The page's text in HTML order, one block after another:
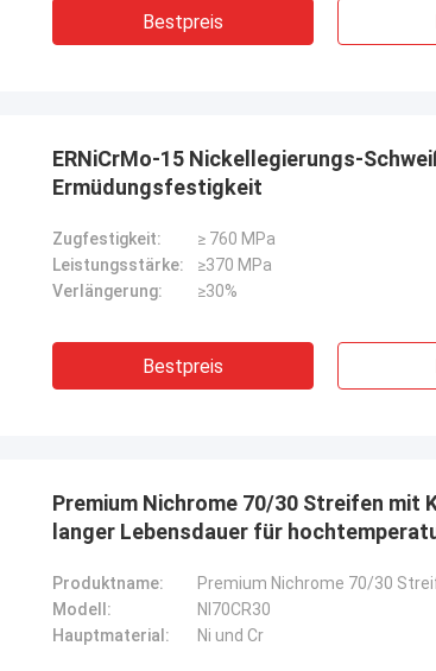
Bestpreis
ERNiCrMo-15 Nickellegierungs-
Ermüdungsfestigkeit
Zugfestigkeit:
≥ 760 MPa
Leistungsstärke:
≥370 MPa
Verlängerung:
≥30%
Bestpreis
Premium Nichrome 70/30 Streifen mit
langer Lebensdauer für
Produktname:
Premium Nichrome 70/30
Modell:
NI70CR30
Hauptmaterial:
Ni und Cr